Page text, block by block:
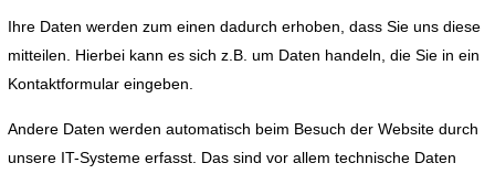
Ihre Daten werden zum einen dadurch erhoben, dass Sie uns diese
mitteilen. Hierbei kann es sich z.B. um Daten handeln, die Sie in ein
Kontaktformular eingeben.
Andere Daten werden automatisch beim Besuch der Website durch
unsere IT-Systeme erfasst. Das sind vor allem technische Daten